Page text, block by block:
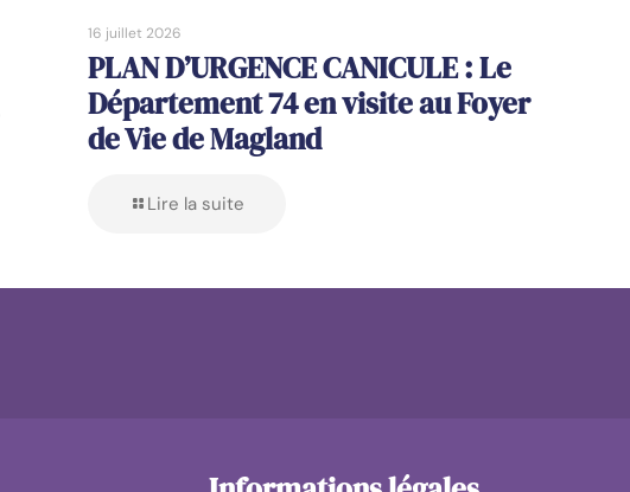
16 juillet 2026
PLAN D’URGENCE CANICULE : Le
Département 74 en visite au Foyer
de Vie de Magland
Lire la suite